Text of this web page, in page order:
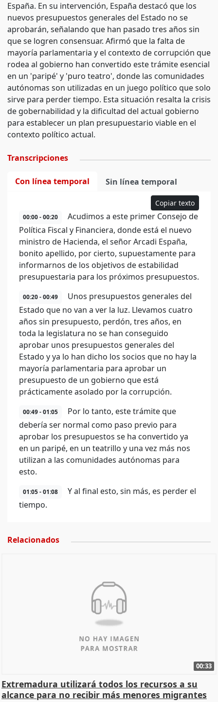
España. En su intervención, España destacó que los
nuevos presupuestos generales del Estado no se
aprobarán, señalando que han pasado tres años sin
que se logren consensuar. Afirmó que la falta de
mayoría parlamentaria y el contexto de corrupción que
rodea al gobierno han convertido este trámite esencial
en un 'paripé' y 'puro teatro', donde las comunidades
autónomas son utilizadas en un juego político que solo
sirve para perder tiempo. Esta situación resalta la crisis
de gobernabilidad y la dificultad del actual gobierno
para establecer un plan presupuestario viable en el
contexto político actual.
Transcripciones
Con línea temporal Sin línea temporal
Copiar texto
00:00 - 00:20
Acudimos a este primer Consejo de
Política Fiscal y Financiera, donde está el nuevo
ministro de Hacienda, el señor Arcadi España,
bonito apellido, por cierto, supuestamente para
informarnos de los objetivos de estabilidad
presupuestaria para los próximos presupuestos.
00:20 - 00:49
Unos presupuestos generales del
Estado que no van a ver la luz. Llevamos cuatro
años sin presupuesto, perdón, tres años, en
toda la legislatura no se han conseguido
aprobar unos presupuestos generales del
Estado y ya lo han dicho los socios que no hay la
mayoría parlamentaria para aprobar un
presupuesto de un gobierno que está
prácticamente asolado por la corrupción.
00:49 - 01:05
Por lo tanto, este trámite que
debería ser normal como paso previo para
aprobar los presupuestos se ha convertido ya
en un paripé, en un teatrillo y una vez más nos
utilizan a las comunidades autónomas para
esto.
01:05 - 01:08
Y al final esto, sin más, es perder el
tiempo.
Relacionados
00:33
Extremadura utilizará todos los recursos a su
alcance para no recibir más menores migrantes